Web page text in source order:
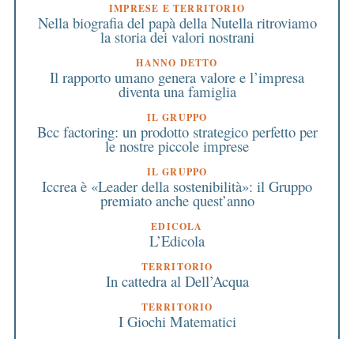
IMPRESE E TERRITORIO
Nella biografia del papà della Nutella ritroviamo
la storia dei valori nostrani
HANNO DETTO
Il rapporto umano genera valore e l’impresa
diventa una famiglia
IL GRUPPO
Bcc factoring: un prodotto strategico perfetto per
le nostre piccole imprese
IL GRUPPO
Iccrea è «Leader della sostenibilità»: il Gruppo
premiato anche quest’anno
EDICOLA
L’Edicola
TERRITORIO
In cattedra al Dell’Acqua
TERRITORIO
I Giochi Matematici